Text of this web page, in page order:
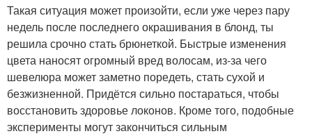
Такая ситуация может произойти, если уже через пару
недель после последнего окрашивания в блонд, ты
решила срочно стать брюнеткой. Быстрые изменения
цвета наносят огромный вред волосам, из-за чего
шевелюра может заметно поредеть, стать сухой и
безжизненной. Придётся сильно постараться, чтобы
восстановить здоровье локонов. Кроме того, подобные
эксперименты могут закончиться сильным